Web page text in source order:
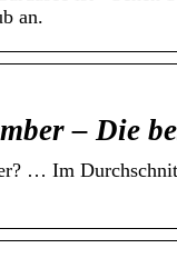
an.
– Die
… Im